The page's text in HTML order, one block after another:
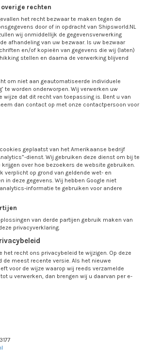
overige rechten
het recht bezwaar te maken tegen de
door of in opdracht van Shipsworld.NL
wij onmiddellijk de gegevensverwerking
afhandeling van uw bezwaar. Is uw bezwaar
en/of kopieën van gegevens die wij (laten)
stellen en daarna de verwerking blijvend
om niet aan geautomatiseerde individuele
te worden onderworpen. Wij verwerken uw
wijze dat dit recht van toepassing is. Bent u van
dan contact op met onze contactpersoon voor
geplaatst van het Amerikaanse bedrijf
dienst. Wij gebruiken deze dienst om bij te
over hoe bezoekers de website gebruiken.
verplicht op grond van geldende wet- en
in deze gegevens. Wij hebben Google niet
informatie te gebruiken voor andere
van derde partijen gebruik maken van
privacyverklaring.
het recht ons privacybeleid te wijzigen. Op deze
de meest recente versie. Als het nieuwe
voor de wijze waarop wij reeds verzamelde
u verwerken, dan brengen wij u daarvan per e-